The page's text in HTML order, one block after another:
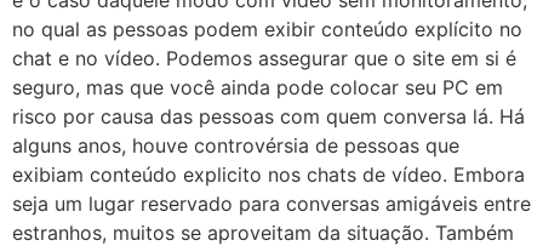
no qual as pessoas podem exibir conteúdo explícito no
chat e no vídeo. Podemos assegurar que o site em si é
seguro, mas que você ainda pode colocar seu PC em
risco por causa das pessoas com quem conversa lá. Há
alguns anos, houve controvérsia de pessoas que
exibiam conteúdo explicito nos chats de vídeo. Embora
seja um lugar reservado para conversas amigáveis entre
estranhos, muitos se aproveitam da situação. Também